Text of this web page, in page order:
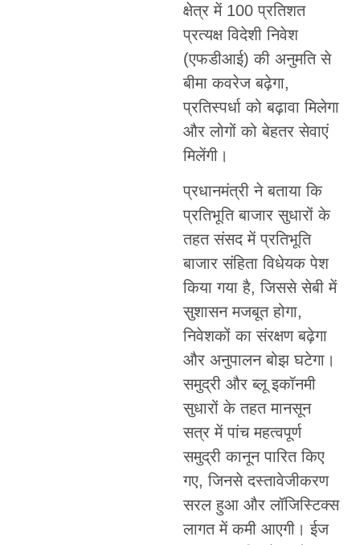
क्षेत्र में 100 प्रतिशत
प्रत्यक्ष विदेशी निवेश
(एफडीआई) की अनुमति से
बीमा कवरेज बढ़ेगा,
प्रतिस्पर्धा को बढ़ावा मिलेगा
और लोगों को बेहतर सेवाएं
मिलेंगी।
प्रधानमंत्री ने बताया कि
प्रतिभूति बाजार सुधारों के
तहत संसद में प्रतिभूति
बाजार संहिता विधेयक पेश
किया गया है, जिससे सेबी में
सुशासन मजबूत होगा,
निवेशकों का संरक्षण बढ़ेगा
और अनुपालन बोझ घटेगा।
समुद्री और ब्लू इकॉनमी
सुधारों के तहत मानसून
सत्र में पांच महत्वपूर्ण
समुद्री कानून पारित किए
गए, जिनसे दस्तावेजीकरण
सरल हुआ और लॉजिस्टिक्स
लागत में कमी आएगी। ईज